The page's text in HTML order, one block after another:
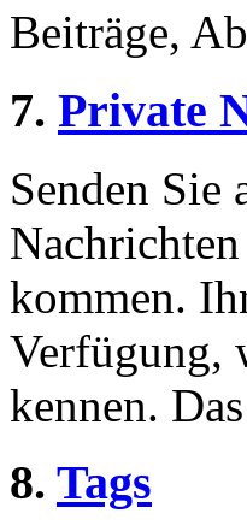
Beiträge,
7. Private
Senden Sie
kommen.
Verfügung,
kennen.
8. Tags